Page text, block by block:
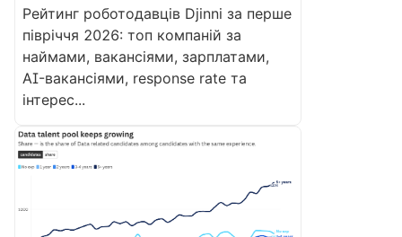
Рейтинг роботодавців Djinni за перше
півріччя 2026: топ компаній за
наймами, вакансіями, зарплатами,
AI-вакансіями, response rate та
інтерес...